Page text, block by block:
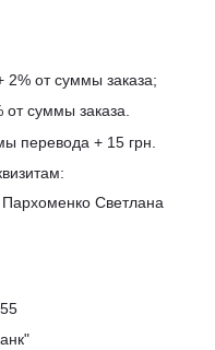
2% от суммы заказа;
от суммы заказа.
перевода + 15 грн.
Светлана